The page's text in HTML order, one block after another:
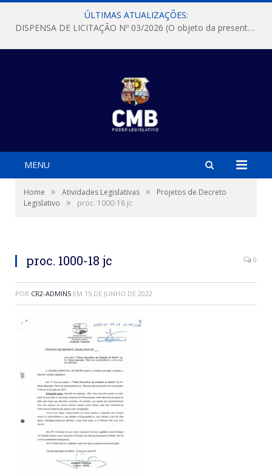
ÚLTIMAS ATUALIZAÇÕES:
DISPENSA DE LICITAÇÃO Nº 03/2026 (O objeto da presente dispensa é a escolha da proposta mais vantajosa para a aquisição, de aparelhos de ar condicionado, tipo Split, com material de instalação e fogão industrial, conforme condições, quantidades e exigências estabelecidas no termo de referencia e neste aviso de contratação direta e seus anexos)
MENU
Home » Atividades Legislativas »
Projetos de Decreto
Legislativo
» proc. 1000-18 jc
proc. 1000-18 jc 0
POR CR2-ADMIN5 EM 15 DE JUNHO DE 2022